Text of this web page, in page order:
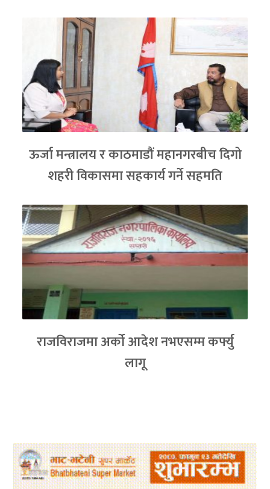
ऊर्जा मन्त्रालय र काठमाडौं महानगरबीच दिगो
शहरी विकासमा सहकार्य गर्ने सहमति
राजविराजमा अर्को आदेश नभएसम्म कर्फ्यु
लागू